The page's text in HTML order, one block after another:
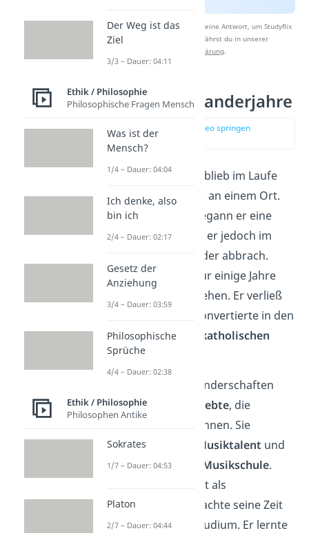
Nach Beantwortung speichern wir deine Antwort, um Studyflix
zu verbessern. Mehr dazu erfährst du in unserer
Datenschutzerklärung.
Studien- und Wanderjahre
zur Stelle im Video springen
(01:33)
Jean-Jacques Rousseau blieb im Laufe
seines Lebens nie lange an einem Ort.
Bereits mit 12 Jahren begann er eine
Lehre zum Graveur, die er jedoch im
Alter von 15 Jahren wieder abbrach.
Danach beschloss er, für einige Jahre
zu gehen. Er verließ
seine Vaterstadt und konvertierte in den
folgenden Jahren zum
katholischen
Glauben.
Er lernte auf seinen Wanderschaften
auch seine spätere
Geliebte, die
Baronin De Warens
, kennen. Sie
entdeckteRousseaus Musiktalent und
vermittelte ihn an eine
Musikschule.
Rousseau arbeitete dort als
Musiklehrer
und verbrachte seine Zeit
mit intensivem Selbststudium. Er lernte
Der Weg ist das
Ziel
3/3 – Dauer: 04:11
Ethik / Philosophie
Philosophische Fragen Mensch
Was ist der
Mensch?
1/4 – Dauer: 04:04
Ich denke, also
bin ich
2/4 – Dauer: 02:17
Gesetz der
Anziehung
3/4 – Dauer: 03:59
Philosophische
Sprüche
4/4 – Dauer: 02:38
Ethik / Philosophie
Philosophen Antike
Sokrates
1/7 – Dauer: 04:53
Platon
2/7 – Dauer: 04:44